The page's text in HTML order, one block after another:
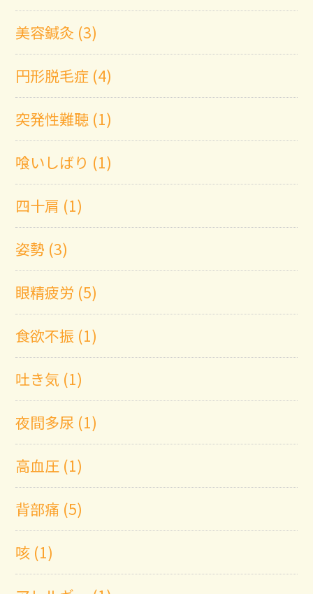
美容鍼灸 (3)
円形脱毛症 (4)
突発性難聴 (1)
喰いしばり (1)
四十肩 (1)
姿勢 (3)
眼精疲労 (5)
食欲不振 (1)
吐き気 (1)
夜間多尿 (1)
高血圧 (1)
背部痛 (5)
咳 (1)